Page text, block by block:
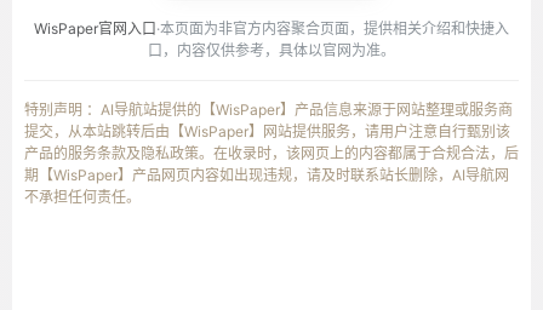
WisPaper官网入口 ·本页面为非官方内容聚合页面，提供相关介绍和快捷入
口，内容仅供参考，具体以官网为准。
特别声明 ：AI导航站提供的【WisPaper】产品信息来源于网站整理或服务商
提交，从本站跳转后由【WisPaper】网站提供服务，请用户注意自行甄别该
产品的服务条款及隐私政策。在收录时，该网页上的内容都属于合规合法，后
期【WisPaper】产品网页内容如出现违规，请及时联系站长删除，AI导航网
不承担任何责任。